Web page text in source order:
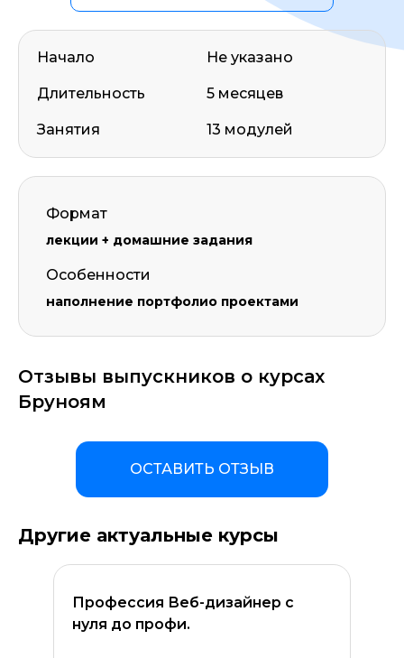
Начало
Длительность
Занятия
Не указано
5 месяцев
13 модулей
Формат
лекции + домашние задания
Особенности
наполнение портфолио проектами
Отзывы выпускников о курсах
Бруноям
ОСТАВИТЬ ОТЗЫВ
Другие актуальные курсы
Профессия Веб-дизайнер с
нуля до профи.